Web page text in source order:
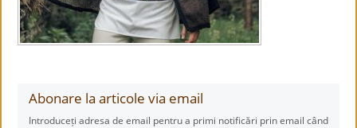
Abonare la articole via email
Introduceți adresa de email pentru a primi notificări prin email când